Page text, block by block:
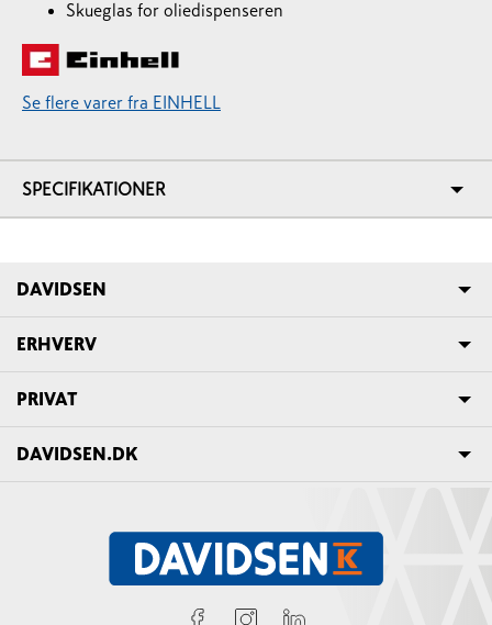
Skueglas for oliedispenseren
Se flere varer fra EINHELL
SPECIFIKATIONER
DAVIDSEN
ERHVERV
PRIVAT
DAVIDSEN.DK